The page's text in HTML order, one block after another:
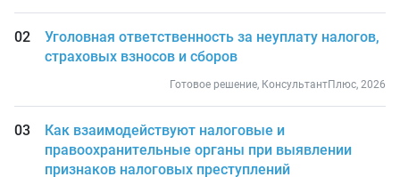
Уголовная ответственность за неуплату налогов,
страховых взносов и сборов
Готовое решение, КонсультантПлюс, 2026
Как взаимодействуют налоговые и
правоохранительные органы при выявлении
признаков налоговых преступлений